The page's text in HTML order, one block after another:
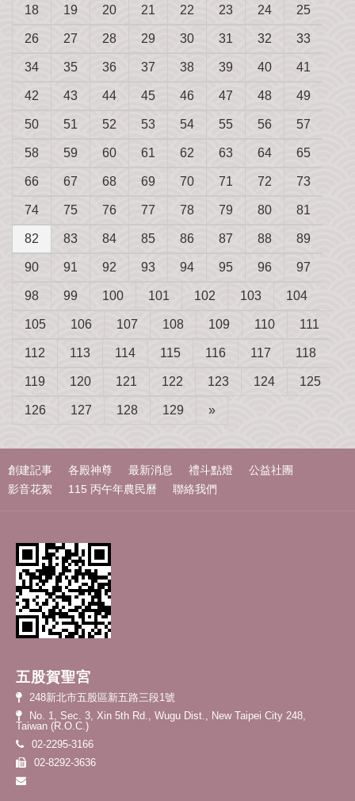
18 19 20 21 22 23 24 25
26 27 28 29 30 31 32 33
34 35 36 37 38 39 40 41
42 43 44 45 46 47 48 49
50 51 52 53 54 55 56 57
58 59 60 61 62 63 64 65
66 67 68 69 70 71 72 73
74 75 76 77 78 79 80 81
82 83 84 85 86 87 88 89
90 91 92 93 94 95 96 97
98 99 100 101 102 103 104
105 106 107 108 109 110 111
112 113 114 115 116 117 118
119 120 121 122 123 124 125
126 127 128 129 »
創建記事 各殿神尊 最新消息 禮斗點燈
公益社團
影音花絮
115 丙午年農民曆 聯絡我們
五股賀聖宮
248新北市五股區新五路三段1號
No. 1, Sec. 3, Xin 5th Rd., Wugu Dist., New Taipei City 248,
Taiwan (R.O.C.)
02-2295-3166
02-8292-3636